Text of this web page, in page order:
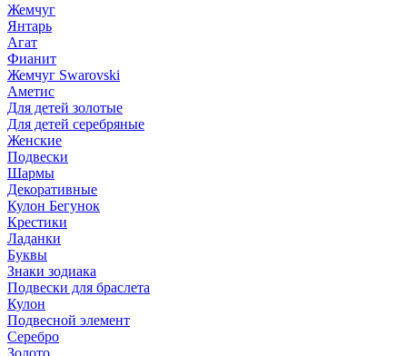
Жемчуг
Янтарь
Агат
Фианит
Жемчуг Swarovski
Аметис
Для детей золотые
Для детей серебряные
Женские
Подвески
Шармы
Декоративные
Кулон Бегунок
Крестики
Ладанки
Буквы
Знаки зодиака
Подвески для браслета
Кулон
Подвесной элемент
Серебро
Золото